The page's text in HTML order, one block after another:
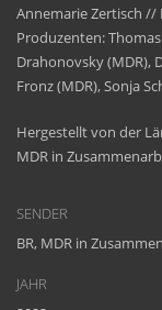
AnnemarieZertisch //
Produzenten:
Drahonovsky(MDR),
Fronz(MDR), Sonja
Hergestellt von der
MDR in
SENDER
BR, MDR in
JAHR